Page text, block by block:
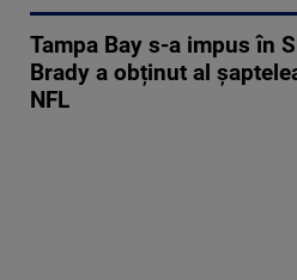
Tampa Bay s-a impus în
Brady a obținut al
NFL